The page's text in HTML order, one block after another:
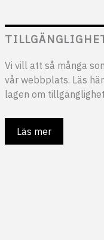
Vi vill att så många
vår webbplats. Läs
lagen om
Läs mer